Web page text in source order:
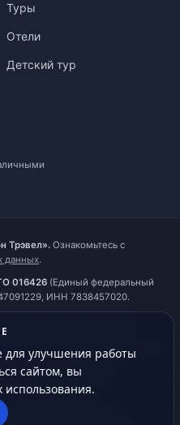
улучшения работы
сайтом, вы
использования.
Туры
Отели
Детский тур
Трэвел». Ознакомьтесь с
данных.
016426 (Единый федеральный
ИНН 7838457020.
законом. Запрещается
без письменного разрешения
использовании
обязательна.
на сайте
и не является